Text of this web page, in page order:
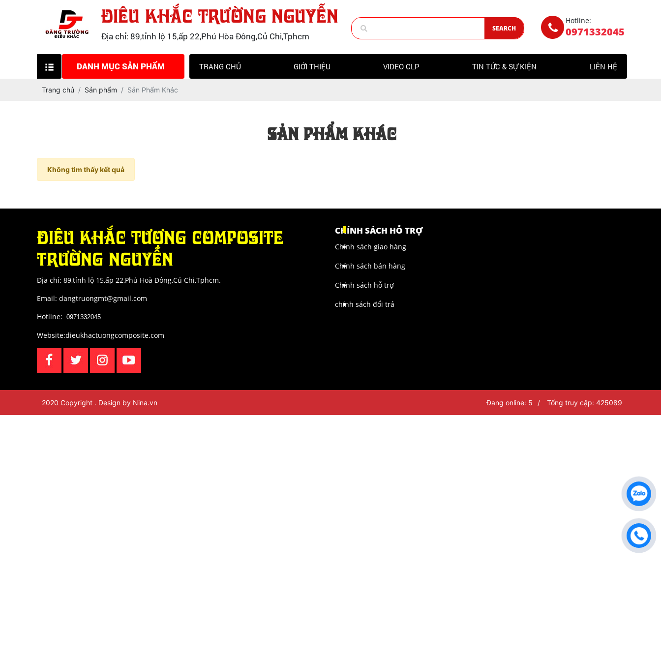
ĐIÊU KHẮC TRƯỜNG NGUYỄN
Địa chỉ: 89,tỉnh lộ 15,ấp 22,Phú Hòa Đông,Củ Chi,Tphcm
SEARCH
Hotline:
0971332045
DANH MỤC SẢN PHẨM
TƯỢNG COMPOSITE
TẠO MẪU ĐẤT SÉT,ĐẤT SÁP,TẠO
ĐIÊU KHẮC CỔ ĐIỂN
MÔ HÌNH MÚT XỐP
TRANG CHỦ GIỚI THIỆU VIDEO CLP TIN TỨC & SỰ KIỆN LIÊN HỆ
Trang chủ Sản phẩm Sản Phẩm Khác
SẢN PHẨM KHÁC
Không tìm thấy kết quả
ĐIÊU KHẮC TƯỢNG COMPOSITE
TRƯỜNG NGUYỄN
Địa chỉ: 89,tỉnh lộ 15,ấp 22,Phú Hoà Đông,Củ Chi,Tphcm.
Email: dangtruongmt@gmail.com
Hotline: :0971332045
Website:dieukhactuongcomposite.com
CHÍNH SÁCH HỖ TRỢ
Chính sách giao hàng
Chính sách bán hàng
Chính sách hỗ trợ
chính sách đổi trả
2020 Copyright . Design by Nina.vn Đang online: 5 / Tổng truy cập: 425089